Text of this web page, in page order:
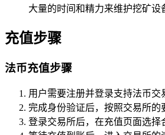
大量的时间和精力来维护挖矿设
充值步骤
法币充值步骤
用户需要注册并登录支持法币交
完成身份验证后，按照交易所的
登录交易所后，在充值页面选择